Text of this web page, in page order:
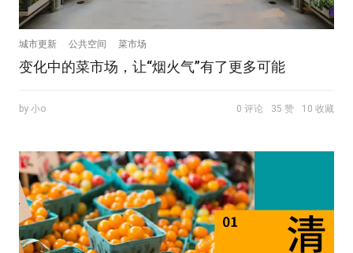
城市更新 公共空间 菜市场
变化中的菜市场，让“烟火气”有了更多可能
by 小o 0 评论 35 赞 10 收藏